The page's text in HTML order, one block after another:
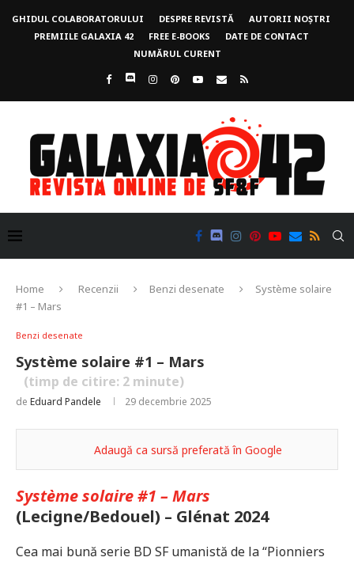
GHIDUL COLABORATORULUI DESPRE REVISTĂ
AUTORII NOȘTRI
PREMIILE GALAXIA 42
FREE E-BOOKS
DATE DE CONTACT
NUMĂRUL CURENT
Home Recenzii Benzi desenate
Système solaire
#1 – Mars
Benzi desenate
Système solaire #1 – Mars
(timp de citire: 2 minute)
de Eduard Pandele 29 decembrie 2025
Adaugă ca sursă preferată în Google
Système solaire #1 – Mars
(Lecigne/Bedouel) – Glénat 2024
Cea mai bună serie BD SF umanistă de la “Pionniers